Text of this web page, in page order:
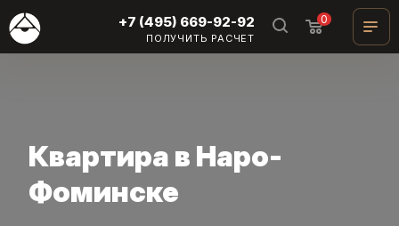
0
+7 (495) 669-92-92
ПОЛУЧИТЬ РАСЧЕТ
Квартира в Наро-
Фоминске